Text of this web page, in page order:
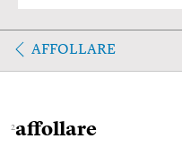
AFFOLLARE
2affollare